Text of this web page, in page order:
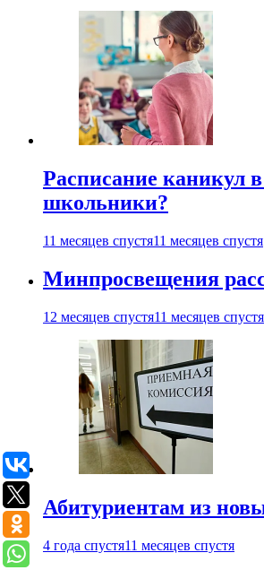
Расписание каникул
школьники?
11 месяцев спустя11 месяцев спустя
Минпросвещения
12 месяцев спустя11 месяцев спустя
Абитуриентам из
4 года спустя11 месяцев спустя